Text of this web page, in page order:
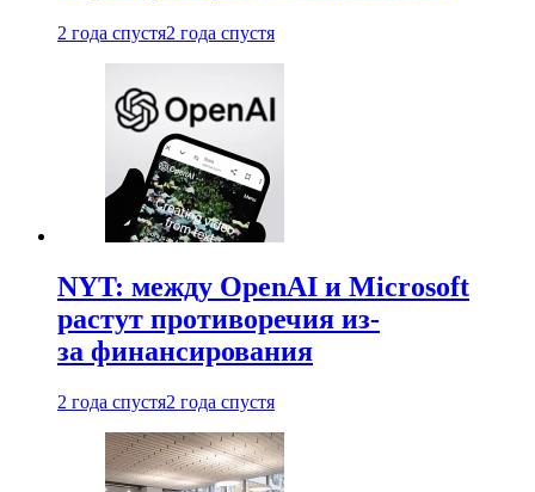
2 года спустя2 года спустя
NYT: между OpenAI и Microsoft
растут противоречия из-
за финансирования
2 года спустя2 года спустя